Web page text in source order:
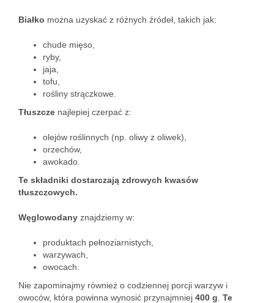
Białko można uzyskać z różnych źródeł, takich jak:
chude mięso,
ryby,
jaja,
tofu,
rośliny strączkowe.
Tłuszcze najlepiej czerpać z:
olejów roślinnych (np. oliwy z oliwek),
orzechów,
awokado.
Te składniki dostarczają zdrowych kwasów
tłuszczowych.
Węglowodany znajdziemy w:
produktach pełnoziarnistych,
warzywach,
owocach.
Nie zapominajmy również o codziennej porcji warzyw i
owoców, która powinna wynosić przynajmniej 400 g Te